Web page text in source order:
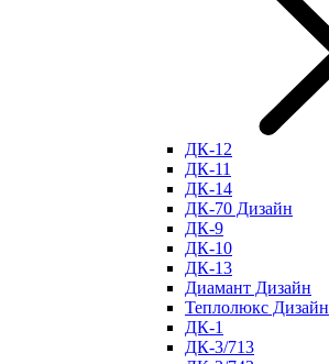
ДК-12
ДК-11
ДК-14
ДК-70 Дизайн
ДК-9
ДК-10
ДК-13
Диамант Дизайн
Теплолюкс Дизайн
ДК-1
ДК-3/713